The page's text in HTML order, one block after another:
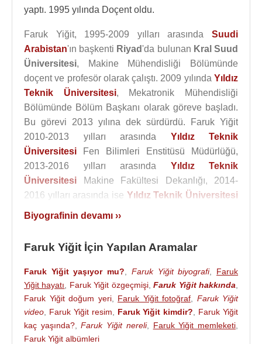
yaptı. 1995 yılında Doçent oldu.
Faruk Yiğit, 1995-2009 yılları arasında Suudi
Arabistan'ın başkenti Riyad 'da bulunan Kral Suud
Üniversitesi, Makine Mühendisliği Bölümünde
doçent ve profesör olarak çalıştı. 2009 yılında Yıldız
Teknik Üniversitesi, Mekatronik Mühendisliği
Bölümünde Bölüm Başkanı olarak göreve başladı.
Bu görevi 2013 yılına dek sürdürdü. Faruk Yiğit
2010-2013 yılları arasında Yıldız Teknik
Üniversitesi Fen Bilimleri Enstitüsü Müdürlüğü,
2013-2016 yılları arasında Yıldız Teknik
Üniversitesi Makine Fakültesi Dekanlığı, 2014-
2016 yılları arasında ise Yıldız Teknik Üniversitesi
Yönetimden Sorumlu Rektör Yardımcılığı yaptı.
Sanayii Başkanlığı Yürütme Kurulu Başkanı olarak
görev yaptı.
Prof. Dr. Faruk Yiğit
, 2018 yılında T.C.
Cumhurbaşkanlığı Savunma Sanayii Başkan
Yardımcılığına atandı. 9 Temmuz 2018 tarih ve 703
sayılı KHK ile Savunma Sanayii Başkan Yardımcısı
Biyografinin devamı ››
Faruk Yiğit İçin Yapılan Aramalar
Faruk Yiğit yaşıyor mu? Faruk Yiğit biyografi, Faruk
Yiğit hayatı
Faruk Yiğit özgeçmişi,Faruk Yiğit hakkında
Faruk Yiğit doğum yeri, Faruk Yiğit fotoğraf
Faruk Yiğit
video
Faruk Yiğit resim Faruk Yiğit kimdir?
Faruk Yiğit
kaç yaşında?,Faruk Yiğit nereli, Faruk Yiğit memleketi
Faruk Yiğit albümleri